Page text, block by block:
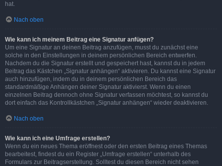
hat.
Nach oben
Wie kann ich meinem Beitrag eine Signatur anfügen?
Um eine Signatur an deinen Beitrag anzufügen, musst du zunächst eine
solche in den Einstellungen in deinem persönlichen Bereich entwerfen.
Nachdem du die Signatur erstellt und gespeichert hast, kannst du in jedem
Beitrag das Kästchen „Signatur anhängen“ aktivieren. Du kannst eine Signatur
auch hinzufügen, indem du in deinem persönlichen Bereich das
standardmäßige Anhängen deiner Signatur aktivierst. Wenn du einen
einzelnen Beitrag dennoch ohne Signatur verfassen möchtest, so kannst du
dort einfach das Kontrollkästchen „Signatur anhängen“ wieder deaktivieren.
Nach oben
Wie kann ich eine Umfrage erstellen?
Wenn du ein neues Thema eröffnest oder den ersten Beitrag eines Themas
bearbeitest, findest du ein Register „Umfrage erstellen“ unterhalb des
Formulars zur Beitragserstellung. Solltest du diesen Bereich nicht sehen